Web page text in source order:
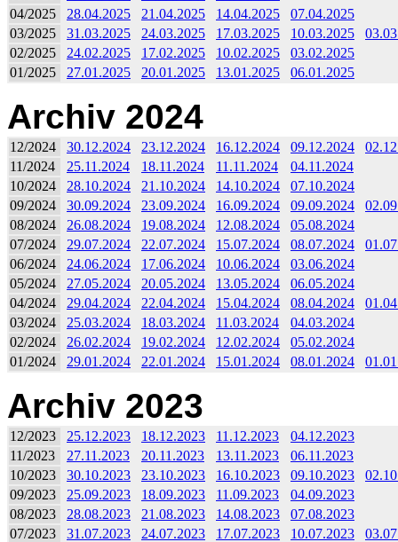
04/2025
28.04.2025 21.04.2025 14.04.2025
07.04.2025
03/2025
31.03.2025 24.03.2025 17.03.2025 10.03.2025
02/2025
24.02.2025 17.02.2025 10.02.2025
03.02.2025
01/2025
27.01.2025 20.01.2025 13.01.2025 06.01.2025
Archiv 2024
12/2024 30.12.2024 23.12.2024 16.12.2024 09.12.2024
11/2024
25.11.2024 18.11.2024 11.11.2024
04.11.2024
10/2024
28.10.2024 21.10.2024 14.10.2024
07.10.2024
09/2024
30.09.2024 23.09.2024 16.09.2024 09.09.2024
08/2024
26.08.2024 19.08.2024 12.08.2024
05.08.2024
07/2024
29.07.2024 22.07.2024 15.07.2024 08.07.2024
06/2024
24.06.2024 17.06.2024 10.06.2024
03.06.2024
05/2024
27.05.2024 20.05.2024 13.05.2024
06.05.2024
04/2024
29.04.2024 22.04.2024 15.04.2024 08.04.2024
03/2024
25.03.2024 18.03.2024 11.03.2024
04.03.2024
02/2024
26.02.2024 19.02.2024 12.02.2024
05.02.2024
01/2024
29.01.2024 22.01.2024 15.01.2024 08.01.2024
Archiv 2023
12/2023 25.12.2023 18.12.2023 11.12.2023
04.12.2023
11/2023
27.11.2023 20.11.2023 13.11.2023
06.11.2023
10/2023
30.10.2023 23.10.2023 16.10.2023 09.10.2023
09/2023
25.09.2023 18.09.2023 11.09.2023
04.09.2023
08/2023
28.08.2023 21.08.2023 14.08.2023
07.08.2023
07/2023
31.07.2023 24.07.2023 17.07.2023 10.07.2023